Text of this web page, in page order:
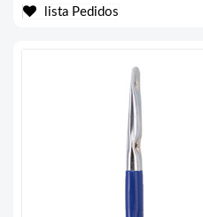
lista Pedidos